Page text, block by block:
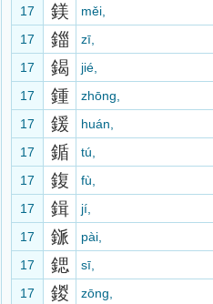
17
鎂
měi,
17
鍿
zī,
17
鍻
jié,
17
鍾
zhōng,
17
鍰
huán,
17
鍎
tú,
17
鍑
fù,
17
鍓
jí,
17
鎃
pài,
17
鍶
sī,
17
鍐
zōng,